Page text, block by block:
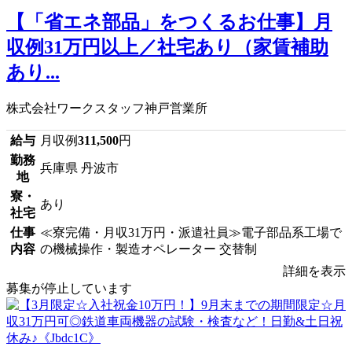
【「省エネ部品」をつくるお仕事】月
収例31万円以上／社宅あり（家賃補助
あり...
株式会社ワークスタッフ神戸営業所
給与 月収例311,500円
勤務
地
兵庫県 丹波市
寮・
社宅
あり
仕事
内容
≪寮完備・月収31万円・派遣社員≫電子部品系工場で
の機械操作・製造オペレーター 交替制
詳細を表示
募集が停止しています